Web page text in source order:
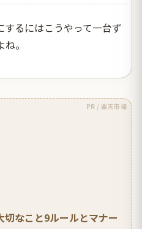
るにはこうやって一台ず
。
PR / 楽天市場
なこと9ルールとマナー